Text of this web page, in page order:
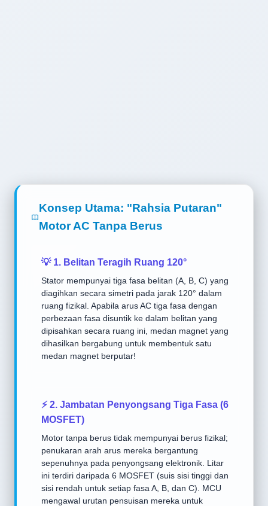
Konsep Utama: "Rahsia Putaran"
Motor AC Tanpa Berus
💡 1. Belitan Teragih Ruang 120°
Stator mempunyai tiga fasa belitan (A, B, C) yang
diagihkan secara simetri pada jarak 120° dalam
ruang fizikal. Apabila arus AC tiga fasa dengan
perbezaan fasa disuntik ke dalam belitan yang
dipisahkan secara ruang ini, medan magnet yang
dihasilkan bergabung untuk membentuk satu
medan magnet berputar!
⚡ 2. Jambatan Penyongsang Tiga Fasa (6
MOSFET)
Motor tanpa berus tidak mempunyai berus fizikal;
penukaran arah arus mereka bergantung
sepenuhnya pada penyongsang elektronik. Litar
ini terdiri daripada 6 MOSFET (suis sisi tinggi dan
sisi rendah untuk setiap fasa A, B, dan C). MCU
mengawal urutan pensuisan mereka untuk